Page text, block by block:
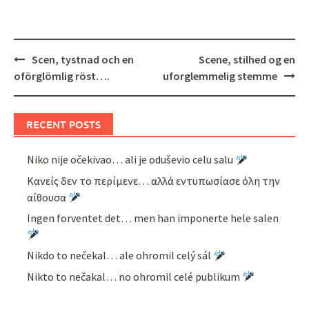
Post
navigation
Scen, tystnad och en
oförglömlig röst….
Scene, stilhed og en
uforglemmelig stemme
RECENT POSTS
Niko nije očekivao… ali je oduševio celu salu
Κανείς δεν το περίμενε… αλλά εντυπωσίασε όλη την
αίθουσα
Ingen forventet det… men han imponerte hele salen
Nikdo to nečekal… ale ohromil celý sál
Nikto to nečakal… no ohromil celé publikum